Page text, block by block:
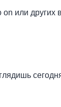
on или других